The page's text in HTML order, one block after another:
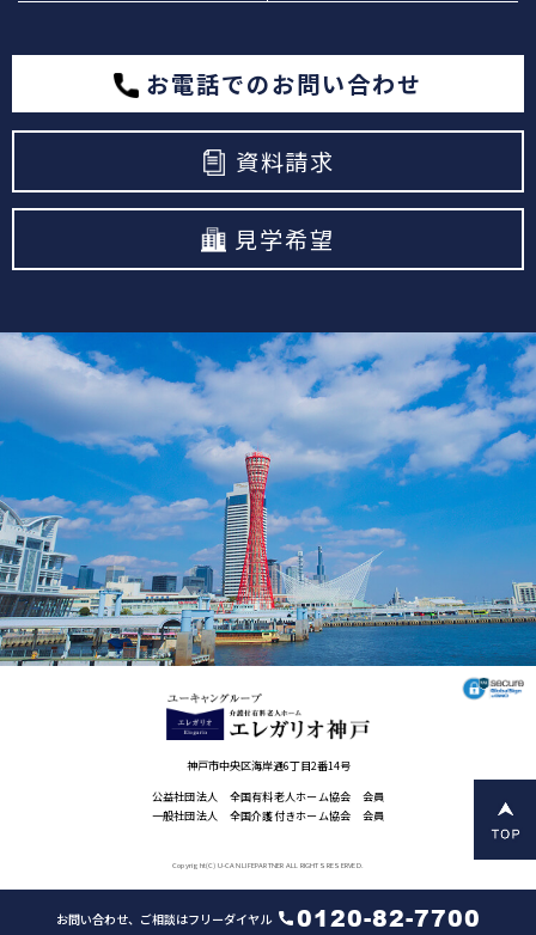
お電話でのお問い合わせ
資料請求
見学希望
神戸市中央区海岸通6丁目2番14号
お問い合わせ、ご相談はフリーダイヤル 0120-82-7700
公益社団法人 全国有料老人ホーム協会 会員
一般社団法人 全国介護付きホーム協会 会員
Copyright(C) U-CAN LIFEPARTNER ALL RIGHTS RESERVED.